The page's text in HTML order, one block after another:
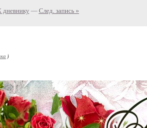
дневнику — След. запись »
)